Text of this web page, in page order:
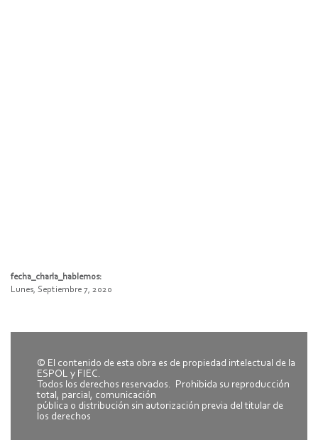
fecha_charla_hablemos:
Lunes, Septiembre 7, 2020
© El contenido de esta obra es de propiedad intelectual de la
ESPOL y FIEC.
Todos los derechos reservados. Prohibida su reproducción
total, parcial, comunicación
pública o distribución sin autorización previa del titular de
los derechos